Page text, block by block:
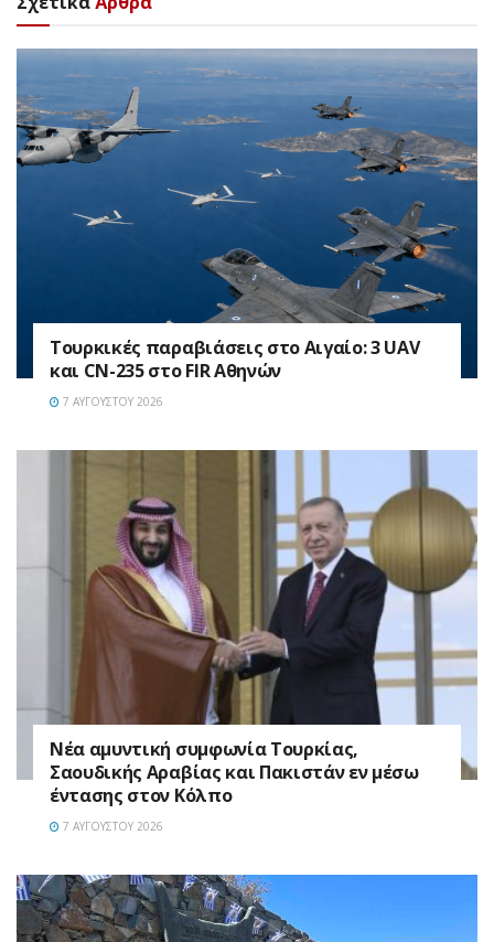
Τουρκικές παραβιάσεις στο Αιγαίο: 3 UAV
και CN-235 στο FIR Αθηνών
7 ΑΥΓΟΎΣΤΟΥ 2026
Νέα αμυντική συμφωνία Τουρκίας,
Σαουδικής Αραβίας και Πακιστάν εν μέσω
έντασης στον Κόλπο
7 ΑΥΓΟΎΣΤΟΥ 2026